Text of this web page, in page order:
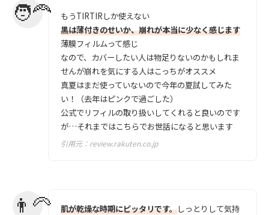
もうTIRTIRしか使えない
黒は薄付きのせいか、崩れが本当に少なく感じます
薄膜フィルムって感じ
なので、カバーしたい人は物足りないのかもしれま
せんが崩れを気にする人はこっちがオススメ
真夏はまだ使っていないので今年の夏試してみた
い！（去年はピンクで過ごした）
公式でリフィルの取り扱いしてくれると良いのです
が…それまではこちらでお世話になると思います
引用元： review.rakuten.co.jp
肌が乾燥な時期にピッタリです。しっとりして気持